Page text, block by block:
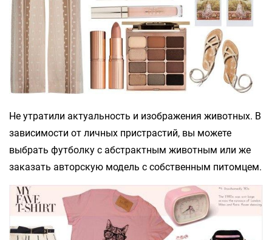
Не утратили актуальность и изображения животных. В
зависимости от личных пристрастий, вы можете
выбрать футболку с абстрактным животным или же
заказать авторскую модель с собственным питомцем.